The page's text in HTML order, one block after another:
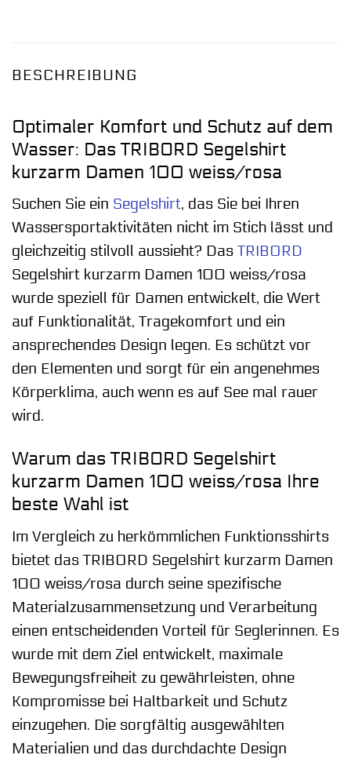
BESCHREIBUNG
Optimaler Komfort und Schutz auf dem
Wasser: Das TRIBORD Segelshirt
kurzarm Damen 100 weiss/rosa
Suchen Sie ein Segelshirt, das Sie bei Ihren
Wassersportaktivitäten nicht im Stich lässt und
gleichzeitig stilvoll aussieht? Das TRIBORD
Segelshirt kurzarm Damen 100 weiss/rosa
wurde speziell für Damen entwickelt, die Wert
auf Funktionalität, Tragekomfort und ein
ansprechendes Design legen. Es schützt vor
den Elementen und sorgt für ein angenehmes
Körperklima, auch wenn es auf See mal rauer
wird.
Warum das TRIBORD Segelshirt
kurzarm Damen 100 weiss/rosa Ihre
beste Wahl ist
Im Vergleich zu herkömmlichen Funktionsshirts
bietet das TRIBORD Segelshirt kurzarm Damen
100 weiss/rosa durch seine spezifische
Materialzusammensetzung und Verarbeitung
einen entscheidenden Vorteil für Seglerinnen. Es
wurde mit dem Ziel entwickelt, maximale
Bewegungsfreiheit zu gewährleisten, ohne
Kompromisse bei Haltbarkeit und Schutz
einzugehen. Die sorgfältig ausgewählten
Materialien und das durchdachte Design